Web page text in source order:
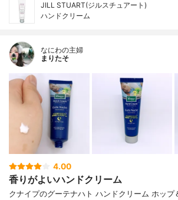
JILL STUART(ジルスチュアート)
ハンドクリーム
なにわの主婦
まりたそ
4.00
香りがよいハンドクリーム
クナイプのグーテナハト ハンドクリーム ホップ